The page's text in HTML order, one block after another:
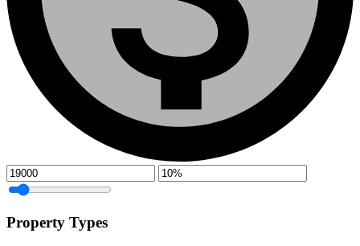
Property Types